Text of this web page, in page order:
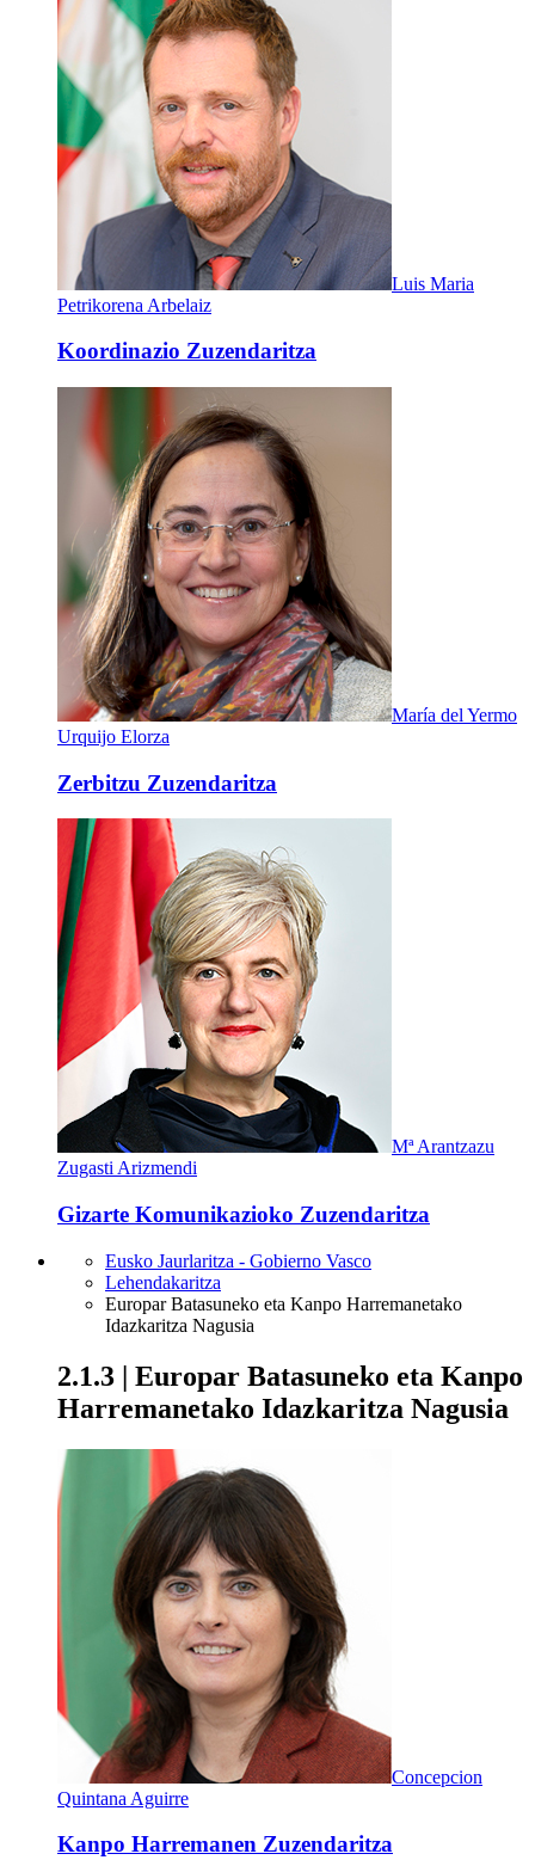
Luis Maria
Petrikorena Arbelaiz
Koordinazio Zuzendaritza
María del Yermo
Urquijo Elorza
Zerbitzu Zuzendaritza
Mª Arantzazu
Zugasti Arizmendi
Gizarte Komunikazioko Zuzendaritza
Eusko Jaurlaritza - Gobierno Vasco
Lehendakaritza
Europar Batasuneko eta Kanpo Harremanetako
Idazkaritza Nagusia
2.1.3 | Europar Batasuneko eta Kanpo
Harremanetako Idazkaritza Nagusia
Concepcion
Quintana Aguirre
Kanpo Harremanen Zuzendaritza